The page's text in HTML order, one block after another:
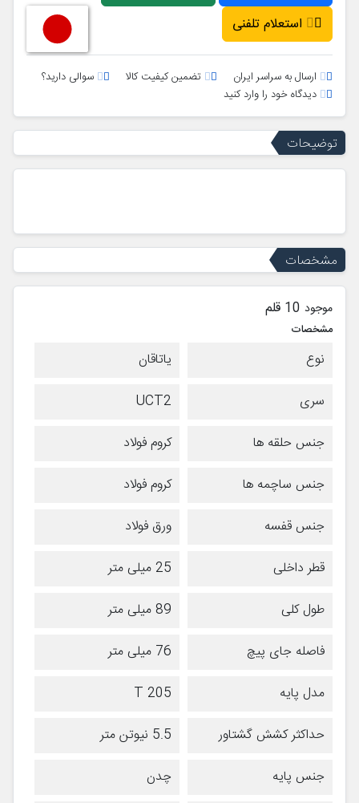
استعلام تلفنی
ارسال به سراسر ایران تضمین کیفیت کالا
سوالی دارید؟
دیدگاه خود را وارد کنید
توضیحات
مشخصات
موجود 10 قلم
مشخصات
نوع
یاتاقان
سری
UCT2
جنس حلقه ها
کروم فولاد
جنس ساچمه ها
کروم فولاد
جنس قفسه
ورق فولاد
قطر داخلی
25 میلی متر
طول کلی
89 میلی متر
فاصله جای پیچ
76 میلی متر
مدل پایه
T 205
حداکثر کشش گشتاور
5.5 نیوتن متر
جنس پایه
چدن